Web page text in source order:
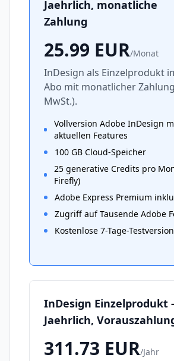
Jaehrlich, monatliche
Zahlung
25.99 EUR/Monat
InDesign als Einzelprodukt
Abo mit monatlicher
MwSt.).
Vollversion Adobe InDesign
aktuellen Features
100 GB Cloud-Speicher
25 generative Credits pro
Firefly)
Adobe Express Premium
Zugriff auf Tausende Adobe
Kostenlose 7-Tage-
InDesign Einzelprodukt
Jaehrlich,
311.73 EUR/Jahr